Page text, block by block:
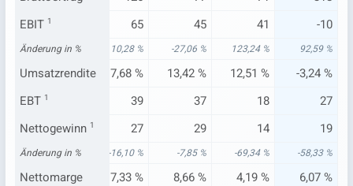
EBIT 1 65 45 41 -10
Änderung in %
-377,45 % 10,28 % -27,06 % 123,24 % 92,59 %
Umsatzrendite
-34,16 % 17,68 % 13,42 % 12,51 %
-3,24 %
EBT 1 39 37 18
27
Nettogewinn 1
46 27 29 14 19
Änderung in %
101,93 % -16,10 % -7,85 % -69,34 % -58,33 %
Nettomarge
11,37 % 7,33 % 8,66 % 4,19 % 6,07 %